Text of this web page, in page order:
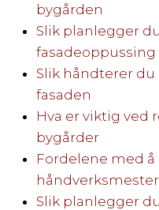
bygården
Slik planlegger
fasadeoppussing
Slik håndterer du
fasaden
Hva er viktig ved
bygårder
Fordelene med
Slik planlegger